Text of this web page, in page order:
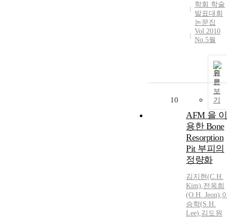
학회 학술
발표대회
논문집
Vol.2010
No.5월
원
문
보
기
10
AFM 을 이
용한 Bone
Resorption
Pit 부피의
정량화
김지현(C.H.
Kim),전옥희
(O.H. Jeon),
승학(S.H.
Lee),김도원